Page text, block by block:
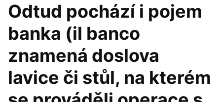
Odtud pochází i pojem
banka (il banco
znamená doslova
lavice či stůl, na kterém